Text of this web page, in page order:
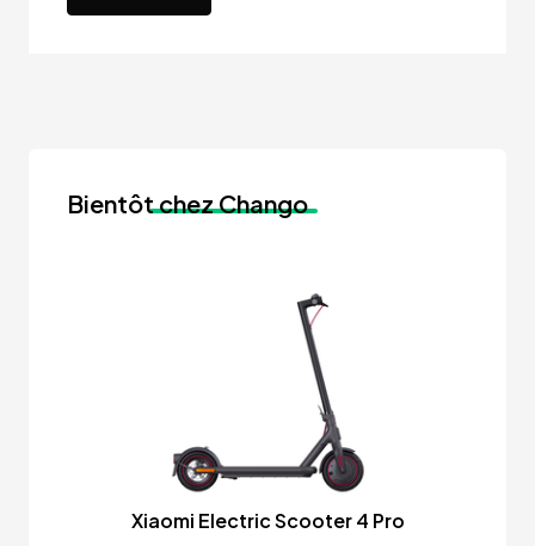
Bientôtchez Chango
Xiaomi Electric Scooter 4 Pro